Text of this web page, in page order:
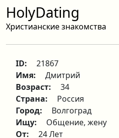
HolyDating
Христианские знакомства
ID:
21867
Имя:
Дмитрий
Возраст:
34
Страна:
Россия
Город:
Волгоград
Ищу:
Общение, жену
От:
24 Лет